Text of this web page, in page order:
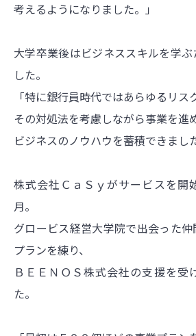
考えるようになりました。」
大学卒業後はビジネススキルを学
した。
「特に銀行員時代ではあらゆるリス
その対処法を考慮しながら事業を進
ビジネスのノウハウを蓄積できまし
株式会社ＣａＳｙがサービスを開
月。
グロービス経営大学院で出会った
プランを練り、
ＢＥＥＮＯＳ株式会社の支援を受
た。